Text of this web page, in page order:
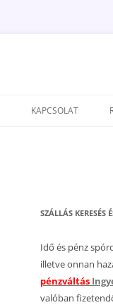
KAPCSOLAT
SZÁLLÁS KERESÉS
Idő és pénz
illetve onnan
pénzváltás
valóban